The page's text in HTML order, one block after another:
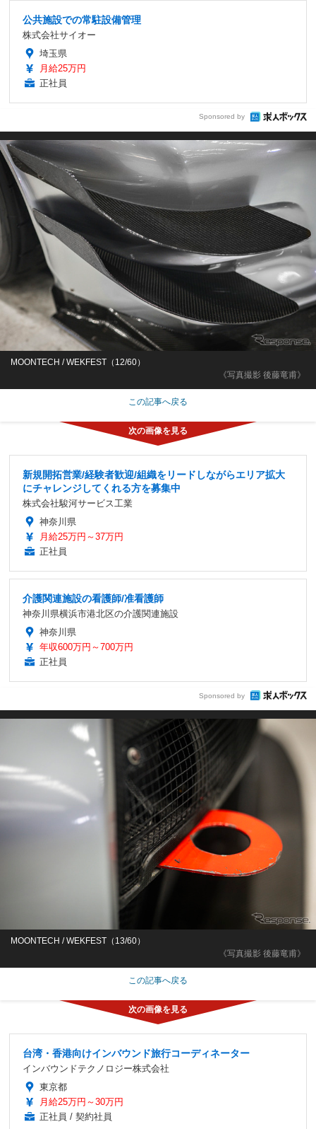
公共施設での常駐設備管理
株式会社サイオー
埼玉県
月給25万円
正社員
Sponsored by
《写真撮影 後藤竜甫》
MOONTECH / WEKFEST（12/60）
この記事へ戻る
新規開拓営業/経験者歓迎/組織をリードしながらエリア拡大
にチャレンジしてくれる方を募集中
株式会社駿河サービス工業
神奈川県
月給25万円～37万円
正社員
介護関連施設の看護師/准看護師
神奈川県横浜市港北区の介護関連施設
神奈川県
年収600万円～700万円
正社員
Sponsored by
《写真撮影 後藤竜甫》
MOONTECH / WEKFEST（13/60）
この記事へ戻る
台湾・香港向けインバウンド旅行コーディネーター
インバウンドテクノロジー株式会社
東京都
月給25万円～30万円
正社員 / 契約社員